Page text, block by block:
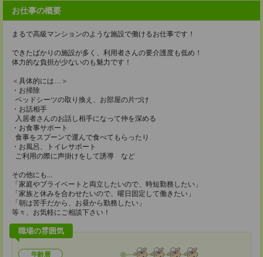
お仕事の概要
まるで高級マンションのような施設で働けるお仕事です！
できたばかりの施設が多く、利用者さんの要介護度も低め！
体力的な負担が少ないのも魅力です！
＜具体的には…＞
・お掃除
ベッドシーツの取り換え、お部屋の片づけ
・お話相手
入居者さんのお話し相手になって仲を深める
・お食事サポート
食事をスプーンで運んで食べてもらったり
・お風呂、トイレサポート
ご利用の際に声掛けをして誘導 など
その他にも...
「家庭やプライベートと両立したいので、時短勤務したい」
「家族と休みを合わせたいので、曜日固定して働きたい」
「朝は苦手だから、お昼から勤務したい」
等々、お気軽にご相談下さい！
職場の雰囲気
年齢層